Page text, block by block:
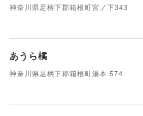
検索
神奈川県足柄下郡箱根町宮ノ下343
あうら橘
神奈川県足柄下郡箱根町湯本 574